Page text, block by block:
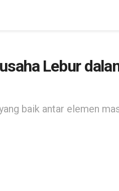
Lebur
baik antar elemen